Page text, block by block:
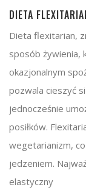
DIETA
Dieta flexitarian,
sposób żywienia,
okazjonalnym
pozwala cieszyć
jednocześnie
posiłków.
wegetarianizm,
jedzeniem.
elastyczny